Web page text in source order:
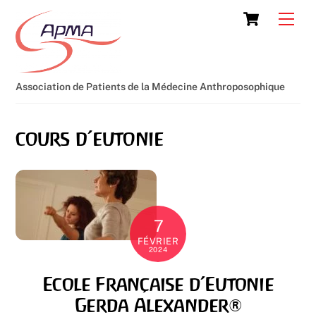
content
Cart
Association de Patients de la Médecine Anthroposophique
cours d’eutonie
7
FÉVRIER
2024
Ecole Française d’Eutonie
Gerda Alexander®